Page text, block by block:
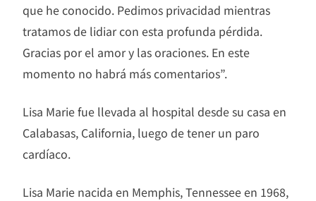
que he conocido. Pedimos privacidad mientras
tratamos de lidiar con esta profunda pérdida.
Gracias por el amor y las oraciones. En este
momento no habrá más comentarios”.
Lisa Marie fue llevada al hospital desde su casa en
Calabasas, California, luego de tener un paro
cardíaco.
Lisa Marie nacida en Memphis, Tennessee en 1968,